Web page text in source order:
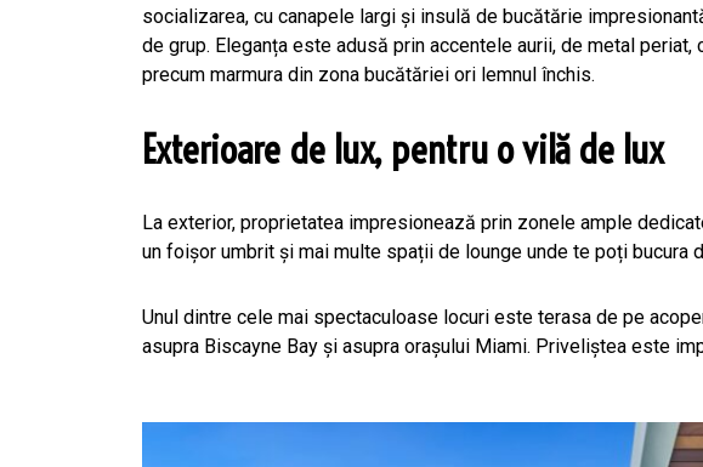
socializarea, cu canapele largi și insulă de bucătărie
de grup. Eleganța este adusă prin accentele aurii, de metal
precum marmura din zona bucătăriei ori lemnul închis.
Exterioare de lux, pentru o vilă de lux
La exterior, proprietatea impresionează prin zonele ample
un foișor umbrit și mai multe spații de lounge unde te poți bucura
Unul dintre cele mai spectaculoase locuri este terasa de pe
asupra Biscayne Bay și asupra orașului Miami. Priveliștea este